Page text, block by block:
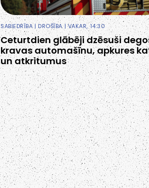
SABIEDRĪBA|DROŠĪBA| VAKAR, 14:30
Ceturtdien glābēji dzēsuši
kravas automašīnu, apkures
un atkritumus